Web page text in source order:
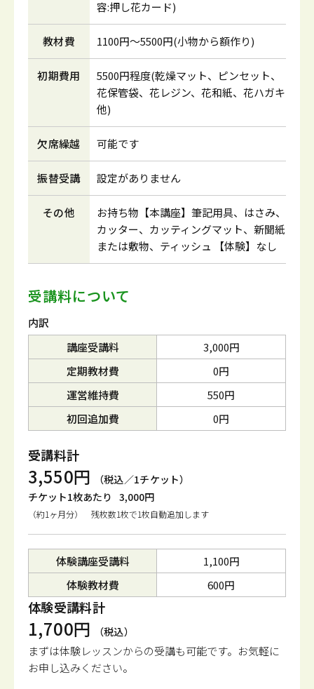
容:押し花カード)
教材費 1100円～5500円(小物から額作り)
初期費用
5500円程度(乾燥マット、ピンセット、
花保管袋、花レジン、花和紙、花ハガキ
他)
欠席繰越 可能です
振替受講 設定がありません
その他
お持ち物【本講座】筆記用具、はさみ、
カッター、カッティングマット、新聞紙
または敷物、ティッシュ 【体験】なし
受講料について
内訳
講座受講料
3,000円
定期教材費
0円
運営維持費
550円
初回追加費
0円
受講料計
3,550円
（税込／1チケット）
チケット1枚あたり 3,000円
（約1ヶ月分） 残枚数1枚で1枚自動追加します
体験講座受講料
1,100円
体験教材費
600円
体験受講料計
1,700円 （税込）
まずは体験レッスンからの受講も可能です。 お気軽に
お申し込みください。